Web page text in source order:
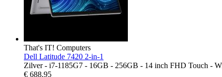
That's IT! Computers
Dell Latitude 7420 2-in-1
Zilver - i7-1185G7 - 16GB - 256GB - 14 inch FHD Touch -
€ 688.95